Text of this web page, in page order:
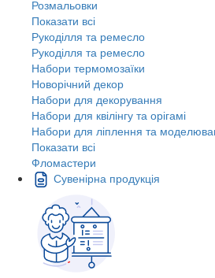
Розмальовки
Показати всі
Рукоділля та ремесло
Рукоділля та ремесло
Набори термомозаїки
Новорічний декор
Набори для декорування
Набори для квілінгу та орігамі
Набори для ліплення та
Показати всі
Фломастери
Сувенірна продукція